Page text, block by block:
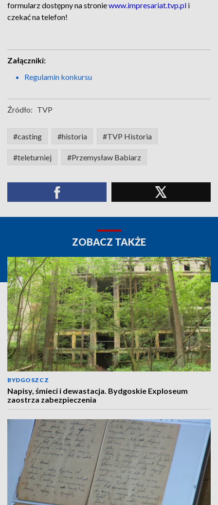
formularz dostępny na stroniewww.impresariat.tvp.pl i
czekać na telefon!
Załączniki:
Regulamin konkursu
Źródło: TVP
#casting #historia #TVP Historia
#teleturniej #Przemysław Babiarz
ZOBACZ TAKŻE
BYDGOSZCZ
Napisy, śmieci i dewastacja. Bydgoskie Exploseum
zaostrza zabezpieczenia